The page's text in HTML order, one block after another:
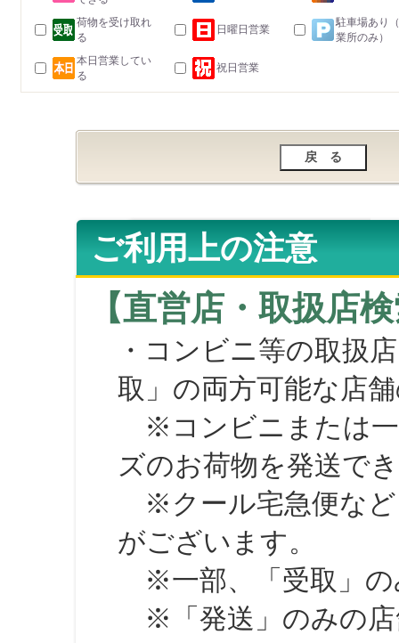
荷物を受け取れ
る
日曜日営業
駐車場あり
業所のみ）
本日営業してい
る
祝日営業
ご利用上の注意
【直営店・取扱店
・コンビニ等の取扱
取」の両方可能な店
※コンビニまたは一
ズのお荷物を発送で
※クール宅急便など
がございます。
※一部、「受取」の
※「発送」のみの店